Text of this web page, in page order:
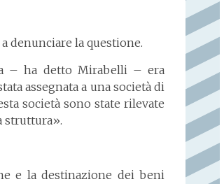
denunciare la questione.
– ha detto Mirabelli – era
assegnata a una società di
società sono state rilevate
struttura».
e la destinazione dei beni